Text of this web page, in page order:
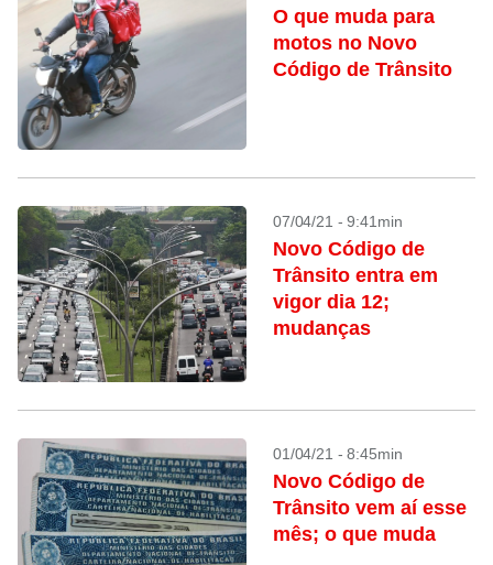
O que muda para
motos no Novo
Código de Trânsito
07/04/21 - 9:41min
Novo Código de
Trânsito entra em
vigor dia 12;
mudanças
01/04/21 - 8:45min
Novo Código de
Trânsito vem aí esse
mês; o que muda